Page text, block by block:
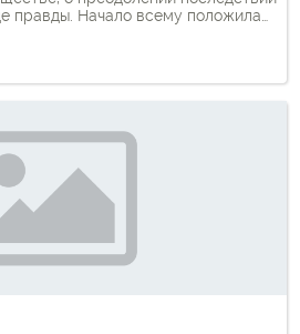
правды. Начало всему положила
о том, как БПЦ сначала
молитвы, а […]